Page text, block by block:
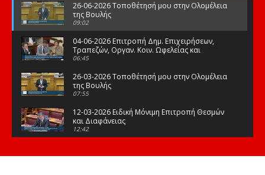
26-06-2026 Τοποθέτησή μου στην Ολομέλεια
της Βουλής
09:02
04-06-2026 Επιτροπή Δημ. Επιχειρήσεων,
Τραπεζών, Οργαν. Κοιν. Ωφελείας και
Φορέων Κοινων. Ασφάλισης
06:45
26-03-2026 Τοποθέτησή μου στην Ολομέλεια
της Βουλής
07:55
12-03-2026 Ειδική Μόνιμη Επιτροπή Θεσμών
και Διαφάνειας
12:42
της Βουλής